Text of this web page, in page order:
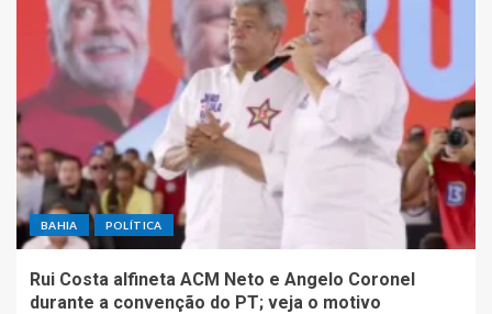
BAHIA POLÍTICA
Rui Costa alfineta ACM Neto e Angelo Coronel
durante a convenção do PT; veja o motivo